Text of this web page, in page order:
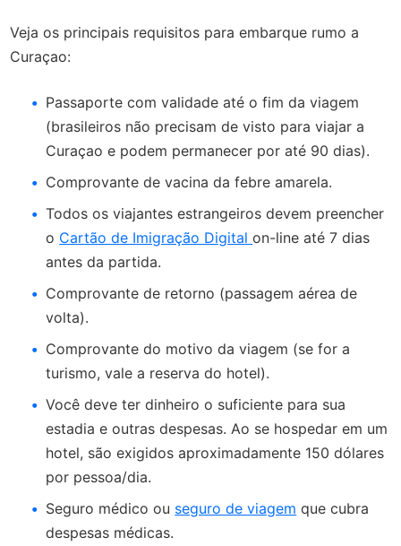
Veja os principais requisitos para embarque rumo a
Curaçao:
Passaporte com validade até o fim da viagem
(brasileiros não precisam de visto para viajar a
Curaçao e podem permanecer por até 90 dias).
Comprovante de vacina da febre amarela.
Todos os viajantes estrangeiros devem preencher
o Cartão de Imigração Digitalon-line até 7 dias
antes da partida.
Comprovante de retorno (passagem aérea de
volta).
Comprovante do motivo da viagem (se for a
turismo, vale a reserva do hotel).
Você deve ter dinheiro o suficiente para sua
estadia e outras despesas. Ao se hospedar em um
hotel, são exigidos aproximadamente 150 dólares
por pessoa/dia.
Seguro médico ou seguro de viagem que cubra
despesas médicas.